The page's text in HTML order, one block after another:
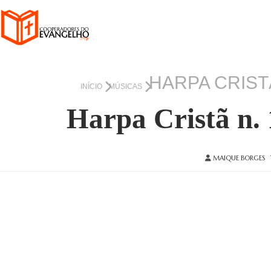
INÍCIO MÚSICAS HARPA
Harpa Cristã n.
MAIQUE BORGES